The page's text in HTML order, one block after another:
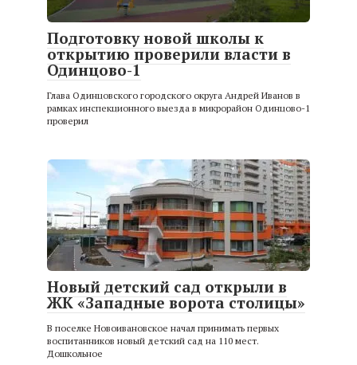
Подготовку новой школы к
открытию проверили власти в
Одинцово-1
Глава Одинцовского городского округа Андрей Иванов в
рамках инспекционного выезда в микрорайон Одинцово-1
проверил
Новый детский сад открыли в
ЖК «Западные ворота столицы»
В поселке Новоивановское начал принимать первых
воспитанников новый детский сад на 110 мест.
Дошкольное